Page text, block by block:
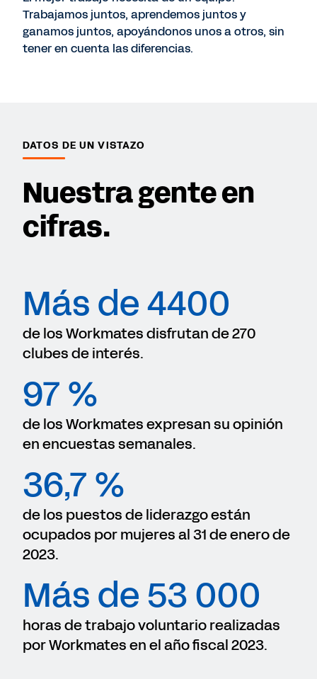
Trabajamos juntos, aprendemos juntos y
ganamos juntos, apoyándonos unos a otros, sin
tener en cuenta las diferencias.
DATOS DE UN VISTAZO
Nuestra gente en
cifras.
Más de 4400
de los Workmates disfrutan de 270
clubes de interés.
97 %
de los Workmates expresan su opinión
en encuestas semanales.
36,7 %
de los puestos de liderazgo están
ocupados por mujeres al 31 de enero de
2023.
Más de 53 000
horas de trabajo voluntario realizadas
por Workmates en el año fiscal 2023.